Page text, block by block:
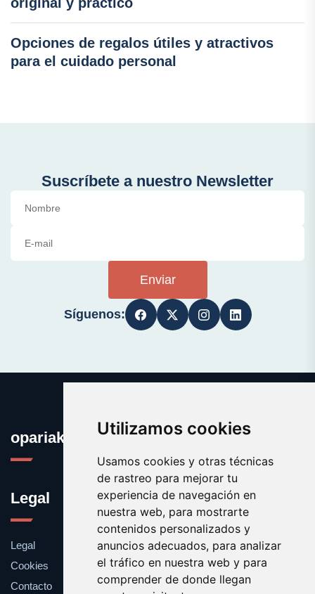
Utilizamos cookies
Usamos cookies y otras técnicas
de rastreo para mejorar tu
experiencia de navegación en
nuestra web, para mostrarte
contenidos personalizados y
anuncios adecuados, para analizar
el tráfico en nuestra web y para
comprender de donde llegan
Opciones de regalos útiles y atractivos
para el cuidado personal
Suscríbete a nuestro Newsletter
Enviar
Síguenos:
opariak.eus
Legal
Legal
Cookies
Contacto